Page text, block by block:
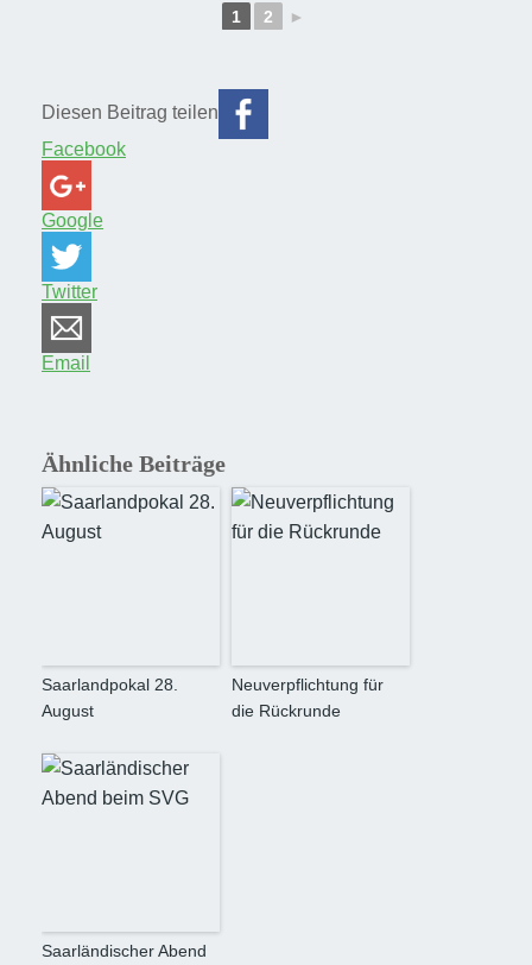
1 2 ►
Diesen Beitrag teilen
Facebook
Google
Twitter
Email
Ähnliche Beiträge
Saarlandpokal 28.
August
Neuverpflichtung für
die Rückrunde
Saarländischer Abend